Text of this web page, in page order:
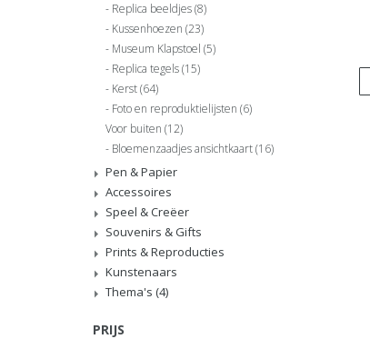
Replica beeldjes(8)
Kussenhoezen (23)
Museum Klapstoel (5)
Replica tegels(15)
Kerst(64)
Foto en reproduktielijsten (6)
Voor buiten (12)
Bloemenzaadjes ansichtkaart(16)
Pen & Papier
Accessoires
Speel & Creëer
Souvenirs & Gifts
Prints & Reproducties
Kunstenaars
Thema's (4)
PRIJS